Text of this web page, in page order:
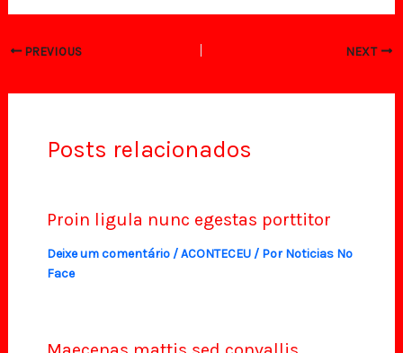
PREVIOUS NEXT
Posts relacionados
Proin ligula nunc egestas porttitor
Deixe um comentário /ACONTECEU/ Por Noticias No
Face